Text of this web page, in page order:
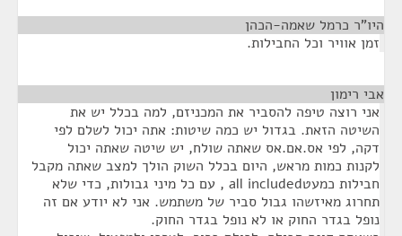
היו"ר כרמל שאמה-הכהן
זמן אוויר וכל החבילות.
אבי רימון
אני רוצה טיפה להסביר את המכניזם, למה בכלל יש את
השיטה הזאת. בגדול יש כמה שיטות: אתה יכול לשלם לפי
דקה, לפי אס.אם.אס שאתה שולח, יש שיטה שאתה יכול
לקנות כמות מראש, היום בכלל השוק הולך למצב שאתה מקבל
חבילות כמעטall included , עם כל מיני גבולות, כדי שלא
תחרוג מאיזשהו גבול סביר של משתמש. אני לא יודע אם זה
נופל בגדר החוק או לא נופל בגדר החוק.